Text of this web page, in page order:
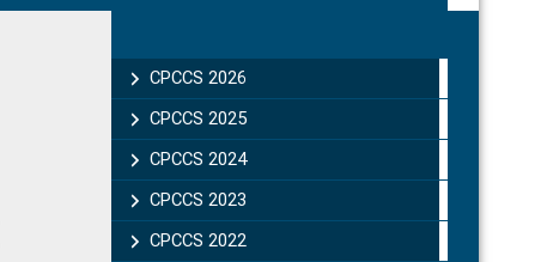
Sidebar
CPCCS 2026
CPCCS 2025
CPCCS 2024
CPCCS 2023
CPCCS 2022